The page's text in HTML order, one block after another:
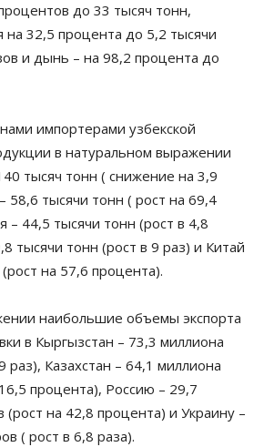
до 33 тысяч тонн,
на 32,5 процента до 5,2 тысячи
и дынь – на 98,2 процента до
импортерами узбекской
в натуральном выражении
тысяч тонн ( снижение на 3,9
58,6 тысячи тонн ( рост на 69,4
– 44,5 тысячи тонн (рост в 4,8
тысячи тонн (рост в 9 раз) и Китай
на 57,6 процента).
наибольшие объемы экспорта
в Кыргызстан – 73,3 миллиона
раз), Казахстан – 64,1 миллиона
процента), Россию – 29,7
(рост на 42,8 процента) и Украину –
( рост в 6,8 раза).